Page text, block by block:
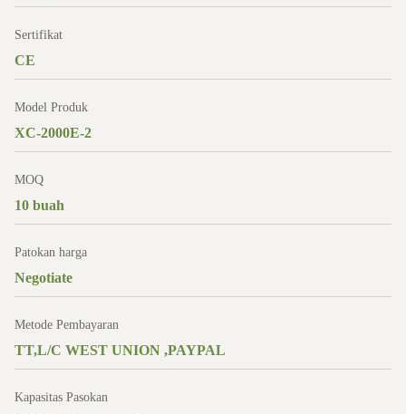
Sertifikat
CE
Model Produk
XC-2000E-2
MOQ
10 buah
Patokan harga
Negotiate
Metode Pembayaran
TT,L/C WEST UNION ,PAYPAL
Kapasitas Pasokan